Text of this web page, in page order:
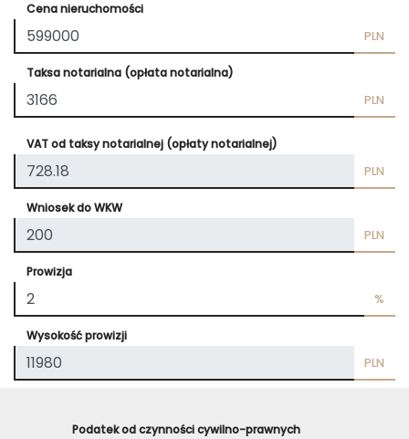
Cena nieruchomości
PLN
Taksa notarialna (opłata notarialna)
PLN
VAT od taksy notarialnej (opłaty notarialnej)
PLN
Wniosek do WKW
PLN
Prowizja
%
Wysokość prowizji
PLN
Podatek od czynności cywilno-prawnych